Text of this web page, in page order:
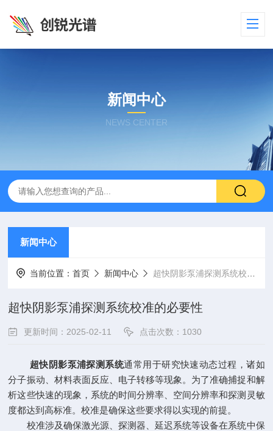
新闻中心
NEWS CENTER
新闻中心
当前位置：首页 新闻中心 超快阴影泵浦探测系统校准的必要性
超快阴影泵浦探测系统校准的必要性
更新时间：2025-02-11 点击次数：1030
超快阴影泵浦探测系统通常用于研究快速动态过程，诸如
分子振动、材料表面反应、电子转移等现象。为了准确捕捉和解
析这些快速的现象，系统的时间分辨率、空间分辨率和探测灵敏
度都达到高标准。校准是确保这些要求得以实现的前提。
校准涉及确保激光源、探测器、延迟系统等设备在系统中保